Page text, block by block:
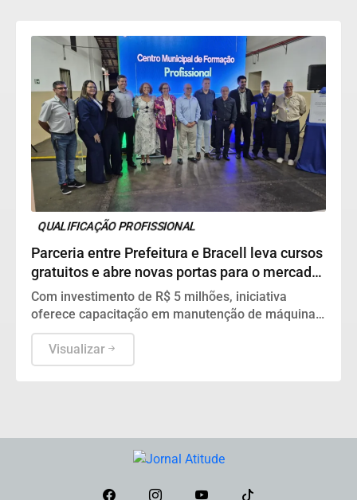
QUALIFICAÇÃO PROFISSIONAL
Parceria entre Prefeitura e Bracell leva cursos
gratuitos e abre novas portas para o mercado
de trabalho
Com investimento de R$ 5 milhões, iniciativa
oferece capacitação em manutenção de máquinas
pesadas e amplia oportunidades para moradores
de Lençóis Paulista
Visualizar